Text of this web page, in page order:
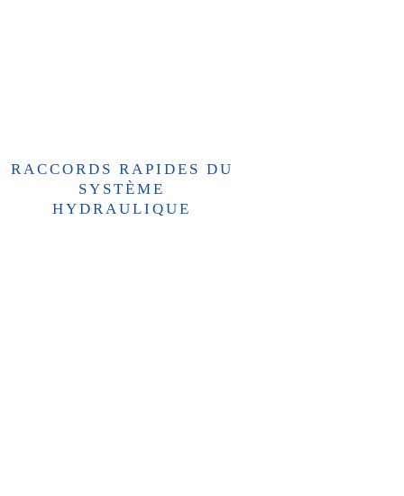
RACCORDS RAPIDES DU
SYSTÈME
HYDRAULIQUE